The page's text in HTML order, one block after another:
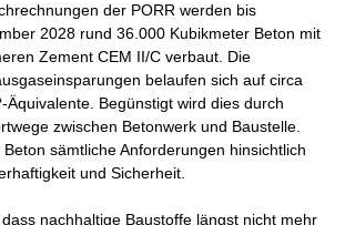
der PORR werden bis
2028 rund 36.000 Kubikmeter Beton mit
Zement CEM II/C verbaut. Die
belaufen sich auf circa
Äquivalente. Begünstigt wird dies durch
zwischen Betonwerk und Baustelle.
sämtliche Anforderungen hinsichtlich
und Sicherheit.
nachhaltige Baustoffe längst nicht mehr